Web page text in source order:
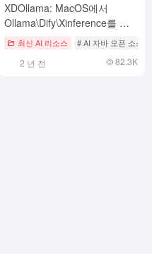
XDOllama: MacOS에서
Ollama\Dify\Xinference를 빠
르게 호출할 수 있는 AI 모델
최신 AI 리소스 # AI 자바 오픈 소스
2 년 전 82.3K